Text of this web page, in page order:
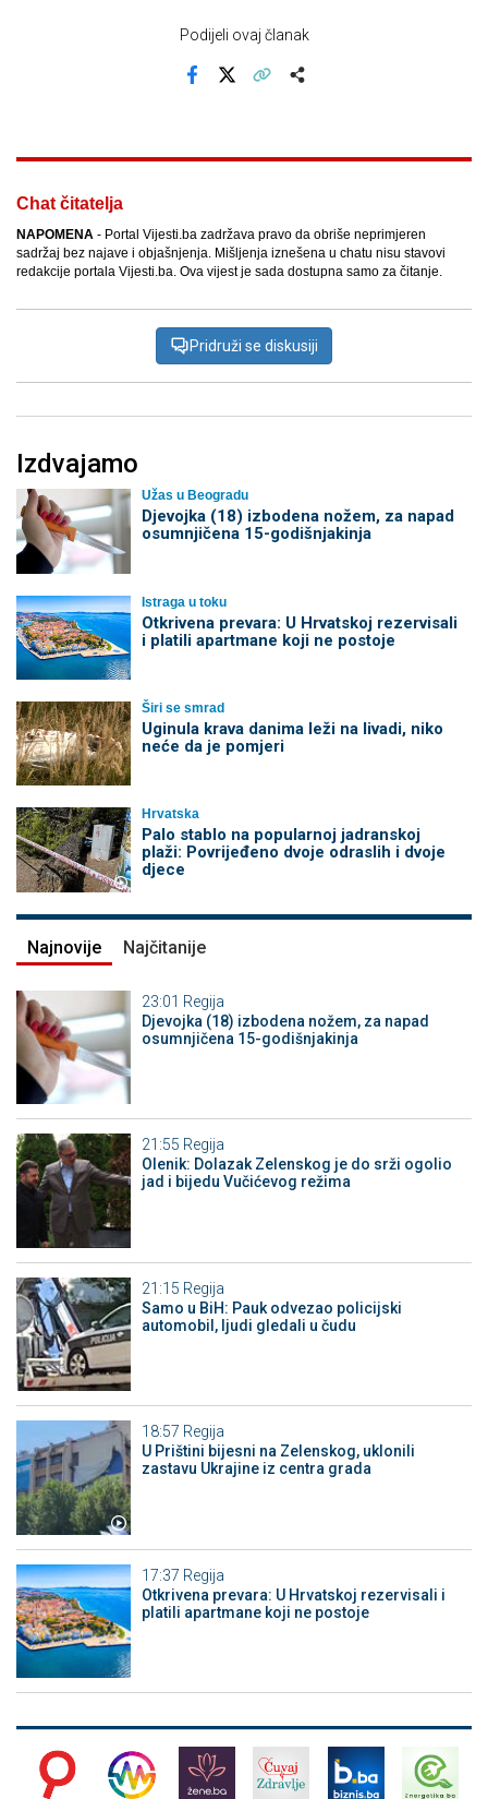
Podijeli ovaj članak
Chat čitatelja
NAPOMENA - Portal Vijesti.ba zadržava pravo da obriše neprimjeren
sadržaj bez najave i objašnjenja. Mišljenja iznešena u chatu nisu stavovi
redakcije portala Vijesti.ba. Ova vijest je sada dostupna samo za čitanje.
Pridruži se diskusiji
Izdvajamo
Užas u Beogradu
Djevojka (18) izbodena nožem, za napad
osumnjičena 15-godišnjakinja
Istraga u toku
Otkrivena prevara: U Hrvatskoj rezervisali
i platili apartmane koji ne postoje
Širi se smrad
Uginula krava danima leži na livadi, niko
neće da je pomjeri
Hrvatska
Palo stablo na popularnoj jadranskoj
plaži: Povrijeđeno dvoje odraslih i dvoje
djece
Najnovije Najčitanije
23:01 Regija
Djevojka (18) izbodena nožem, za napad
osumnjičena 15-godišnjakinja
21:55 Regija
Olenik: Dolazak Zelenskog je do srži ogolio
jad i bijedu Vučićevog režima
21:15 Regija
Samo u BiH: Pauk odvezao policijski
automobil, ljudi gledali u čudu
18:57 Regija
U Prištini bijesni na Zelenskog, uklonili
zastavu Ukrajine iz centra grada
17:37 Regija
Otkrivena prevara: U Hrvatskoj rezervisali i
platili apartmane koji ne postoje